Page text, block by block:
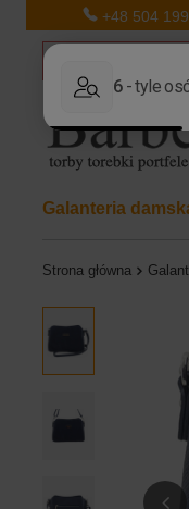
+48 504
Galanteria
Strona główna